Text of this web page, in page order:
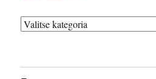
Kategoriat